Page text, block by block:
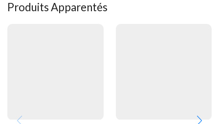
Produits Apparentés